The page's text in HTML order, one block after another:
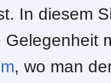
In diesem
, wo man